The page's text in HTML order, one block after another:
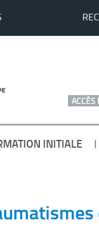
ACCÈS
INITIALE